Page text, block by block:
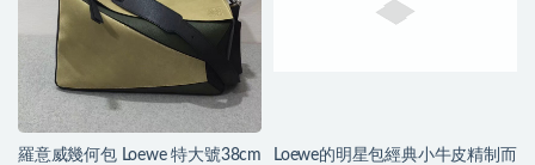
羅意威幾何包 Loewe 特大號38cm
Loewe的明星包經典小牛皮精制而